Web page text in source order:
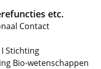
etc.
Contact
Stichting
Bio-wetenschappen